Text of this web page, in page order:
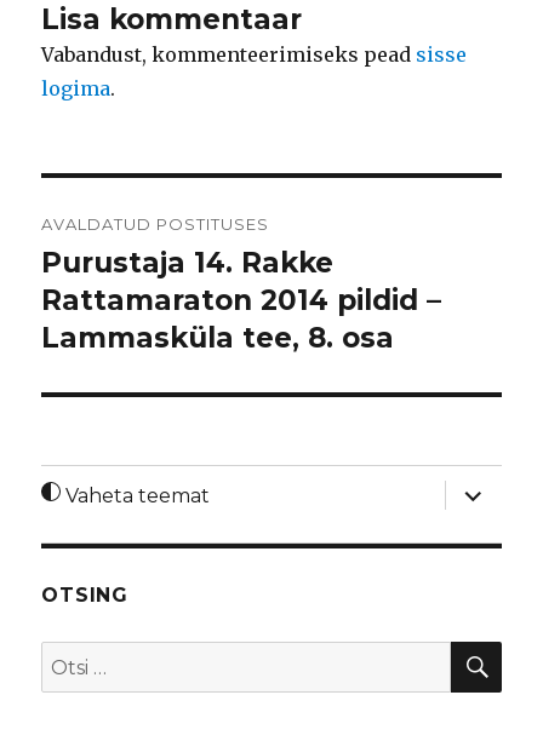
Lisa kommentaar
Vabandust, kommenteerimiseks pead sisse
logima.
AVALDATUD POSTITUSES
Purustaja 14. Rakke
Rattamaraton 2014 pildid –
Lammasküla tee, 8. osa
Vaheta teemat
laienda
OTSING
Otsi: